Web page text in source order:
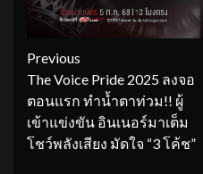
Continue
Reading
Previous
The Voice Pride 2025 ลงจอ
ตอนแรก ทำน้ำตาท่วม!! ผู้
เข้าแข่งขัน อินเนอร์มาเต็ม
โชว์พลังเสียง มัดใจ “3 โค้ช”